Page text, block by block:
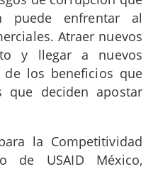
puede enfrentar al
Atraer nuevos
y llegar a nuevos
de los beneficios que
que deciden apostar
la Competitividad
de USAID México,